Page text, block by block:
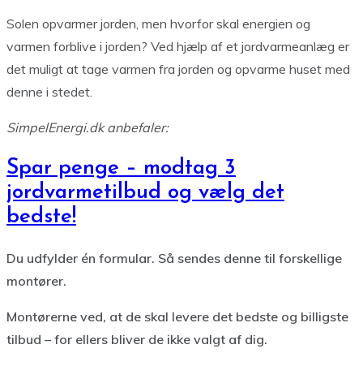
Solen opvarmer jorden, men hvorfor skal energien og
varmen forblive i jorden? Ved hjælp af et jordvarmeanlæg er
det muligt at tage varmen fra jorden og opvarme huset med
denne i stedet.
SimpelEnergi.dk anbefaler:
Spar penge – modtag 3
jordvarmetilbud og vælg det
bedste!
Du udfylder én formular. Så sendes denne til forskellige
montører.
Montørerne ved, at de skal levere det bedste og billigste
tilbud – for ellers bliver de ikke valgt af dig.